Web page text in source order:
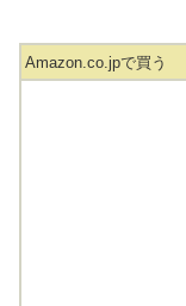
Amazon.co.jpで買う